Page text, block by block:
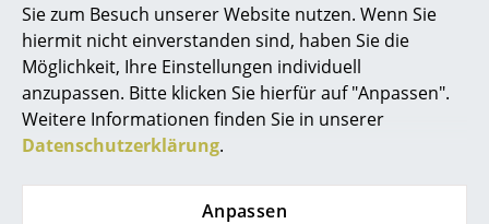
Sie zum Besuch unserer Website nutzen. Wenn Sie
hiermit nicht einverstanden sind, haben Sie die
Möglichkeit, Ihre Einstellungen individuell
anzupassen. Bitte klicken Sie hierfür auf "Anpassen".
Weitere Informationen finden Sie in unserer
Datenschutzerklärung.
Anpassen
Nachttische & Bettzubehör
... alle Betten
Accessoires
Uhren
Hier ist ein interessantes YouTube-Video verlinkt,
allerdings haben Sie sich gegen die Verwendung
von YouTube auf unseren Seiten entschieden.
Wenn Sie das Video jetzt sehen möchten, klicken
Sie bittehierum Ihre Einstellungen zu ändern.